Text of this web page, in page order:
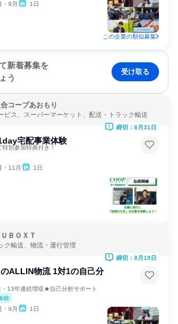
・9月 1日
この企業の類似募集
新着募集を
う
受け取る
コープあおもり
ビス、スーパーマーケット、配送・トラック輸送
宅配事業体験
特別参加特典付き！
・11月 1日
締切：8月31日
ＢＯＸＴ
ク輸送、物流・運行管理
のALLIN物流 1対1の自己分
・13年連続増収★自己分析サポート
験
・9月 1日
締切：8月19日